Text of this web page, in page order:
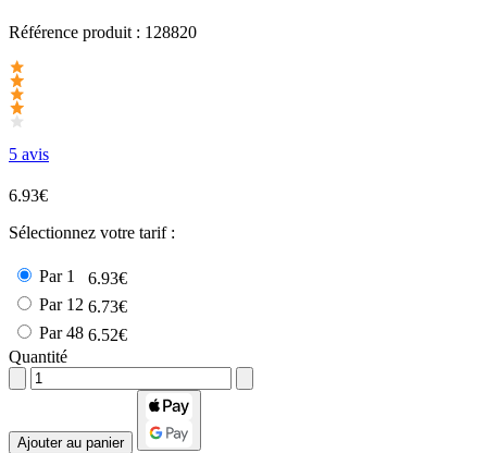
Référence produit : 128820
5 avis
6.93€
Sélectionnez votre tarif :
Par 1
6.93€
Par 12 6.73€
Par 48 6.52€
Quantité
Ajouter au panier